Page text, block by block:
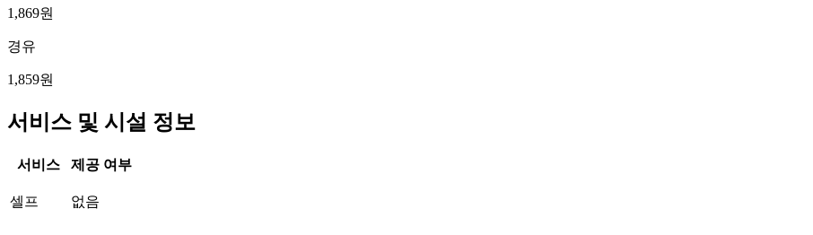
1,869원
경유
1,859원
서비스 및 시설 정보
서비스 제공 여부
셀프 없음